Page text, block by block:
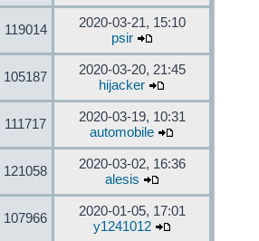
119014
2020-03-21, 15:10
psir
105187
2020-03-20, 21:45
hijacker
111717
2020-03-19, 10:31
automobile
121058
2020-03-02, 16:36
alesis
107966
2020-01-05, 17:01
y1241012